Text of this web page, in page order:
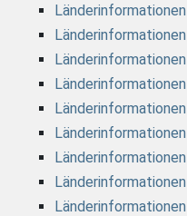
Länderinformationen
Länderinformationen